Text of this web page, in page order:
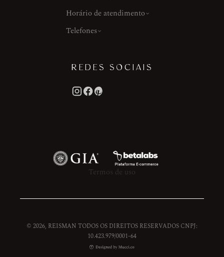
Horário de atendimento
Telefones
REDES SOCIAIS
Termos de uso
© 2026, REISMAN TODOS OS DIREITOS RESERVADOS CNPJ:
10.423.979/0001-64